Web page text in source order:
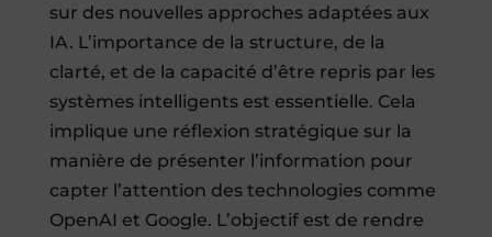
sur des nouvelles approches adaptées aux
IA. L’importance de la structure, de la
clarté, et de la capacité d’être repris par les
systèmes intelligents est essentielle. Cela
implique une réflexion stratégique sur la
manière de présenter l’information pour
capter l’attention des technologies comme
OpenAI et Google. L’objectif est de rendre